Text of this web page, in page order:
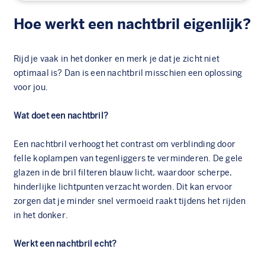
Hoe werkt een nachtbril eigenlijk?
Rijd je vaak in het donker en merk je dat je zicht niet
optimaal is? Dan is een nachtbril misschien een oplossing
voor jou.
Wat doet een nachtbril?
Een nachtbril verhoogt het contrast om verblinding door
felle koplampen van tegenliggers te verminderen. De gele
glazen in de bril filteren blauw licht, waardoor scherpe,
hinderlijke lichtpunten verzacht worden. Dit kan ervoor
zorgen dat je minder snel vermoeid raakt tijdens het rijden
in het donker.
Werkt een nachtbril echt?